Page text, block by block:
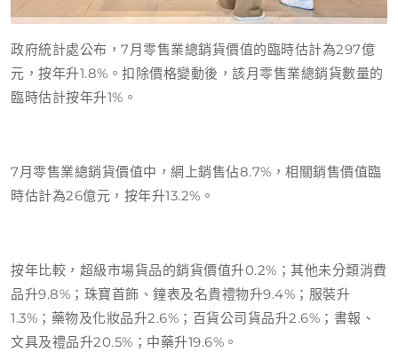
政府統計處公布，7月零售業總銷貨價值的臨時估計為297億
元，按年升1.8%。扣除價格變動後，該月零售業總銷貨數量的
臨時估計按年升1%。
7月零售業總銷貨價值中，網上銷售佔8.7%，相關銷售價值臨
時估計為26億元，按年升13.2%。
按年比較，超級市場貨品的銷貨價值升0.2%；其他未分類消費
品升9.8%；珠寶首飾、鐘表及名貴禮物升9.4%；服裝升
1.3%；藥物及化妝品升2.6%；百貨公司貨品升2.6%；書報、
文具及禮品升20.5%；中藥升19.6%。